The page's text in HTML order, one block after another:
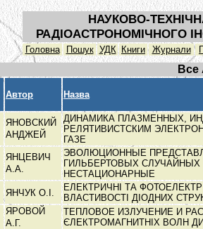
НАУКОВО-
РАДІОАСТРОНОМІЧНОГО
Головна Пошук УДК Книги Журнали
Все
Автор Назва
ЯНОВСКИЙ
АНДЖЕЙ
ДИНАМИКА ПЛАЗМЕННЫХ,
РЕЛЯТИВИСТСКИМ
ГАЗЕ
ЯНЦЕВИЧ
А.А.
ЭВОЛЮЦИОННЫЕ
ГИЛЬБЕРТОВЫХ СЛУЧАЙНЫХ
НЕСТАЦИОНАРНЫЕ
ЯНЧУК О.І.
ЕЛЕКТРИЧНІ ТА
ВЛАСТИВОСТІ ДІОДНИХ
ЯРОВОЙ
А.Г.
ТЕПЛОВОЕ ИЗЛУЧЕНИЕ И
ЄЛЕКТРОМАГНИТНІХ ВОЛН